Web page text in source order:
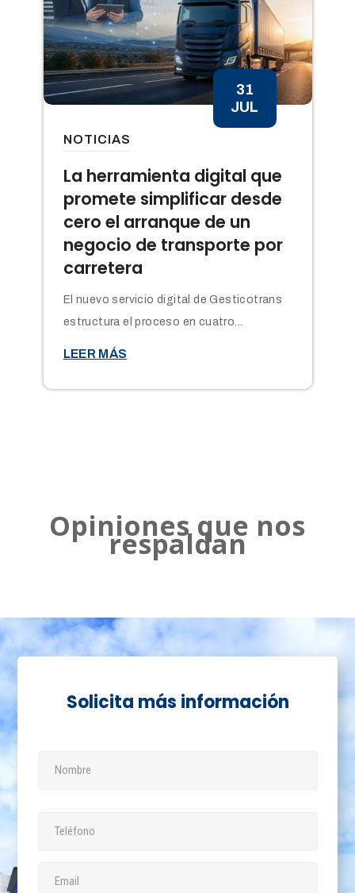
La herramienta digital que
promete simplificar desde
cero el arranque de un
negocio de transporte por
carretera
31
JUL
NOTICIAS
El nuevo servicio digital de Gesticotrans
estructura el proceso en cuatro...
LEER MÁS
Opiniones que nos
respaldan
Solicita más información